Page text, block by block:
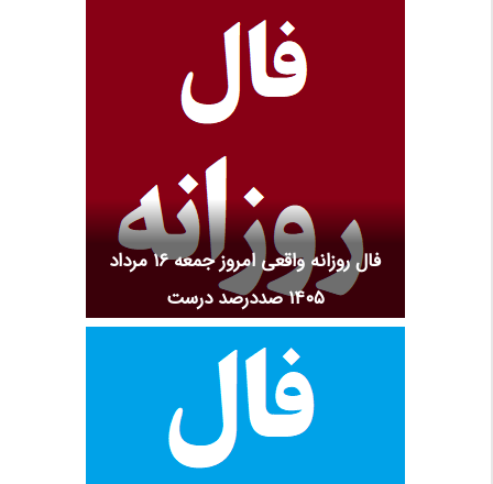
فال روزانه واقعی امروز جمعه ۱۶ مرداد
۱۴۰۵ صددرصد درست